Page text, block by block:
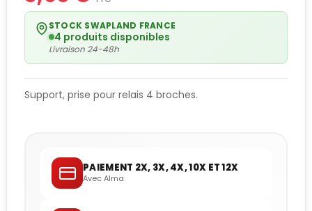
STOCK SWAPLAND FRANCE
4 produits disponibles
Livraison 24-48h
Support, prise pour relais 4 broches.
PAIEMENT 2X, 3X, 4X, 10X ET 12X
Avec Alma